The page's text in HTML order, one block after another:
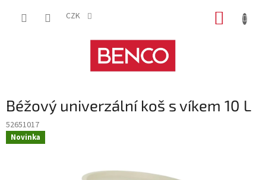
CZK
Béžový univerzální koš s víkem 10 L
52651017
Novinka